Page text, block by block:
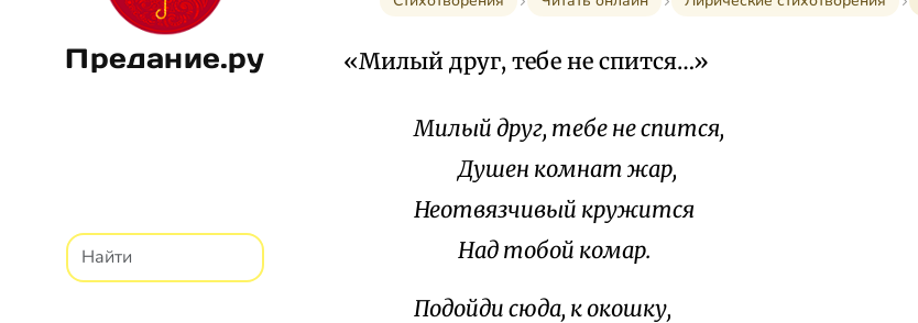
Предание.ру «Милый друг, тебе не спится…»
Милый друг, тебе не спится,
Душен комнат жар,
Неотвязчивый кружится
Над тобой комар.
Подойди сюда, к окошку,